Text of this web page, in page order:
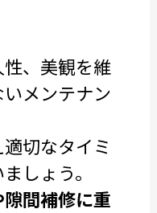
、美観を維
メンテナン
切なタイミ
しょう。
間補修に重